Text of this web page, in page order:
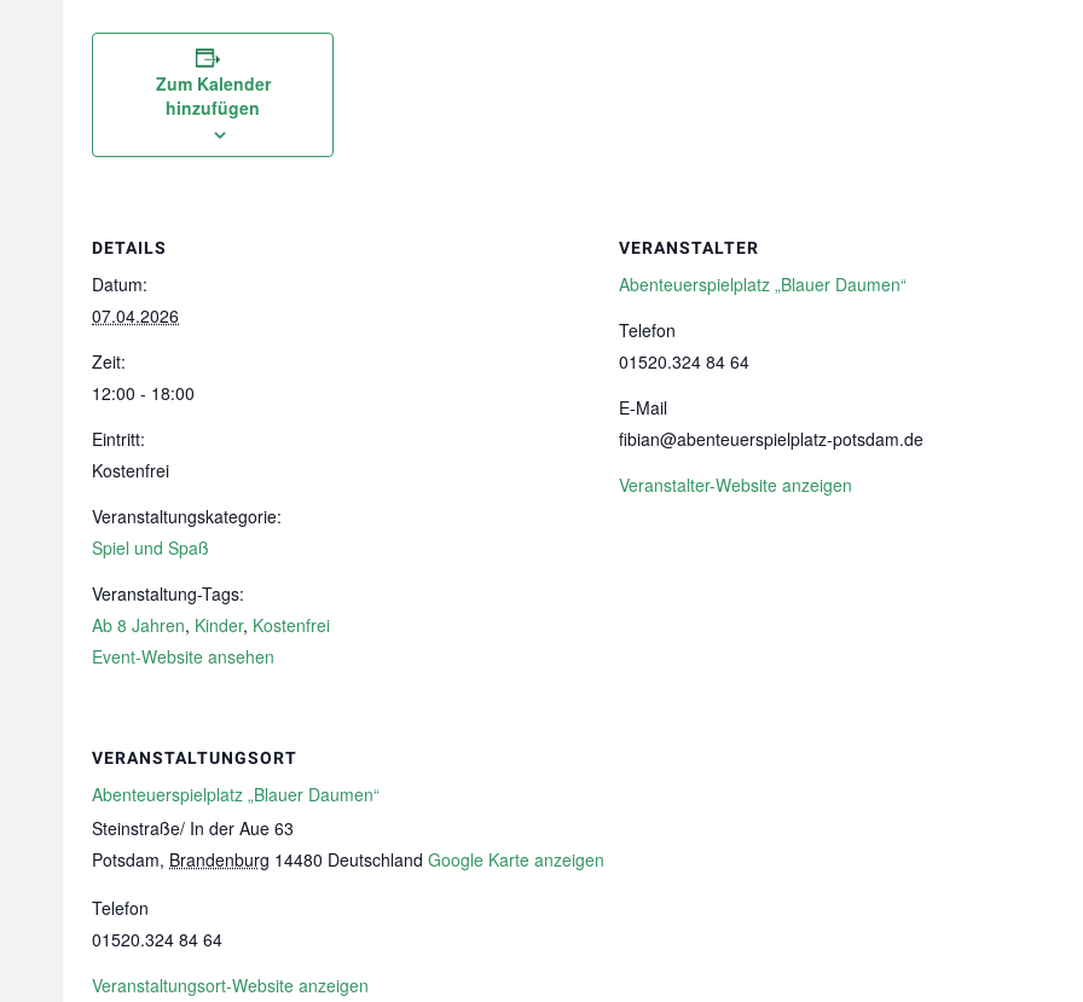
Zum Kalender
hinzufügen
DETAILS
Datum:
07.04.2026
Zeit:
12:00 - 18:00
Eintritt:
Kostenfrei
Veranstaltungskategorie:
Spiel und Spaß
Veranstaltung-Tags:
Ab 8 Jahren, Kinder, Kostenfrei
Event-Website ansehen
VERANSTALTER
Abenteuerspielplatz „Blauer Daumen“
Telefon
01520.324 84 64
E-Mail
fibian@abenteuerspielplatz-potsdam.de
Veranstalter-Website anzeigen
VERANSTALTUNGSORT
Abenteuerspielplatz „Blauer Daumen“
Steinstraße/ In der Aue 63
Potsdam, Brandenburg 14480 Deutschland Google Karte anzeigen
Telefon
01520.324 84 64
Veranstaltungsort-Website anzeigen